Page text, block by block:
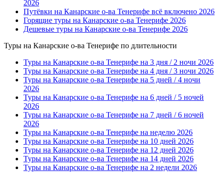
2026
Путёвки на Канарские о-ва Тенерифе всё включено 2026
Горящие туры на Канарские о-ва Тенерифе 2026
Дешевые туры на Канарские о-ва Тенерифе 2026
Туры на Канарские о-ва Тенерифе по длительности
Туры на Канарские о-ва Тенерифе на 3 дня / 2 ночи 2026
Туры на Канарские о-ва Тенерифе на 4 дня / 3 ночи 2026
Туры на Канарские о-ва Тенерифе на 5 дней / 4 ночи
2026
Туры на Канарские о-ва Тенерифе на 6 дней / 5 ночей
2026
Туры на Канарские о-ва Тенерифе на 7 дней / 6 ночей
2026
Туры на Канарские о-ва Тенерифе на неделю 2026
Туры на Канарские о-ва Тенерифе на 10 дней 2026
Туры на Канарские о-ва Тенерифе на 12 дней 2026
Туры на Канарские о-ва Тенерифе на 14 дней 2026
Туры на Канарские о-ва Тенерифе на 2 недели 2026